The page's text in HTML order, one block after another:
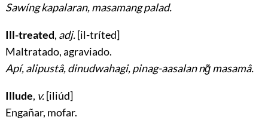
Sawíng kapalaran, masamang palad.
Ill-treated, adj.[il-tríted]
Maltratado, agraviado.
Apí, alipustâ, dinudwahagi, pinag-aasalan ng̃ masamâ.
Illude, v.[iliúd]
Engañar, mofar.